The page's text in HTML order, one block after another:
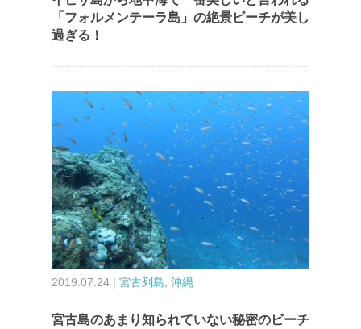
「フォルメンテーラ島」の絶景ビーチが美し
過ぎる！
2019.07.24 | 宮古列島 沖縄
宮古島のあまり知られていない秘密のビーチ